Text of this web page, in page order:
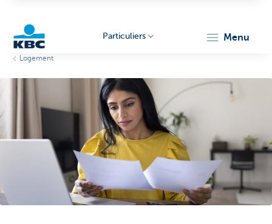
Particuliers menu
Logement